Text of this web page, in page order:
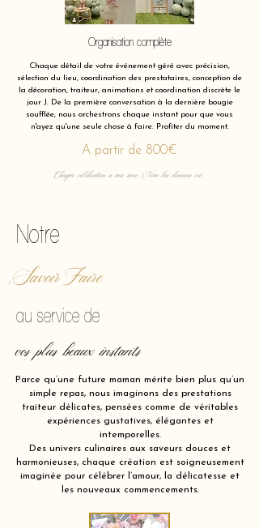
Organisation complète
Chaque détail de votre événement géré avec précision,
sélection du lieu, coordination des prestataires, conception de
la décoration, traiteur, animations et coordination discrète le
jour J. De la première conversation à la dernière bougie
soufflée, nous orchestrons chaque instant pour que vous
n'ayez qu'une seule chose à faire. Profiter du moment.
A partir de 800€
Chaque célébration a une âme. Nous lui donnons vie.
Notre
Savoir Faire
au service de
vos plus beaux instants
Parce qu’une future maman mérite bien plus qu’un
simple repas, nous imaginons des prestations
traiteur délicates, pensées comme de véritables
expériences gustatives, élégantes et
intemporelles.
Des univers culinaires aux saveurs douces et
harmonieuses, chaque création est soigneusement
imaginée pour célébrer l’amour, la délicatesse et
les nouveaux commencements.